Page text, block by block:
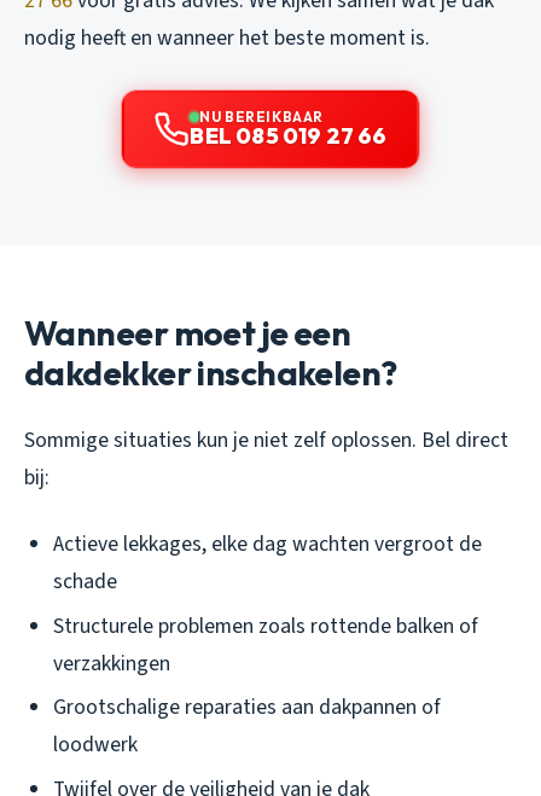
nodig heeft en wanneer het beste moment is.
NU BEREIKBAAR
BEL 085 019 27 66
Wanneer moet je een
dakdekker inschakelen?
Sommige situaties kun je niet zelf oplossen. Bel direct
bij:
Actieve lekkages, elke dag wachten vergroot de
schade
Structurele problemen zoals rottende balken of
verzakkingen
Grootschalige reparaties aan dakpannen of
loodwerk
Twijfel over de veiligheid van je dak